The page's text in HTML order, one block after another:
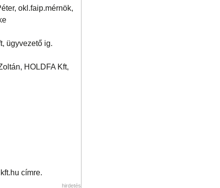
okl.faip.mérnök,
ügyvezető ig.
HOLDFA Kft,
címre.
hirdetés